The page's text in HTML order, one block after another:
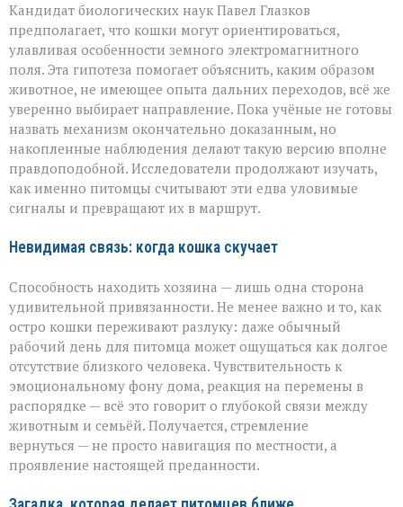
Кандидат биологических наук Павел Глазков
предполагает, что кошки могут ориентироваться,
улавливая особенности земного электромагнитного
поля. Эта гипотеза помогает объяснить, каким образом
животное, не имеющее опыта дальних переходов, всё же
уверенно выбирает направление. Пока учёные не готовы
назвать механизм окончательно доказанным, но
накопленные наблюдения делают такую версию вполне
правдоподобной. Исследователи продолжают изучать,
как именно питомцы считывают эти едва уловимые
сигналы и превращают их в маршрут.
Невидимая связь: когда кошка скучает
Способность находить хозяина — лишь одна сторона
удивительной привязанности. Не менее важно и то, как
остро кошки переживают разлуку: даже обычный
рабочий день для питомца может ощущаться как долгое
отсутствие близкого человека. Чувствительность к
эмоциональному фону дома, реакция на перемены в
распорядке — всё это говорит о глубокой связи между
животным и семьёй. Получается, стремление
вернуться — не просто навигация по местности, а
проявление настоящей преданности.